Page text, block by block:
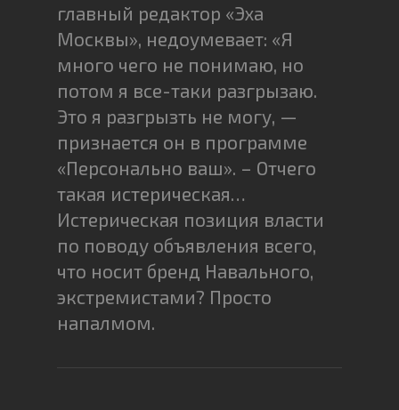
главный редактор «Эха
Москвы», недоумевает: «Я
много чего не понимаю, но
потом я все-таки разгрызаю.
Это я разгрызть не могу, —
признается он в программе
«Персонально ваш». – Отчего
такая истерическая…
Истерическая позиция власти
по поводу объявления всего,
что носит бренд Навального,
экстремистами? Просто
напалмом.